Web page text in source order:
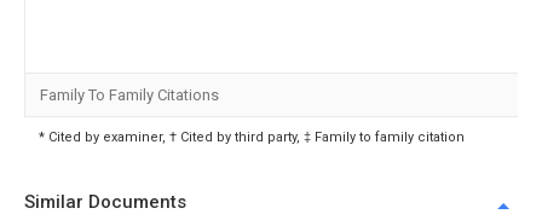
Family To Family Citations
* Cited by examiner, † Cited by third party, ‡ Family to family citation
Similar Documents